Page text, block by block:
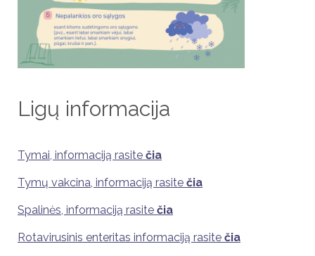
Ligų informacija
Tymai, informaciją rasite čia
Tymų vakcina, informaciją rasite čia
Spalinės, informaciją rasite čia
Rotavirusinis enteritas informaciją rasite čia